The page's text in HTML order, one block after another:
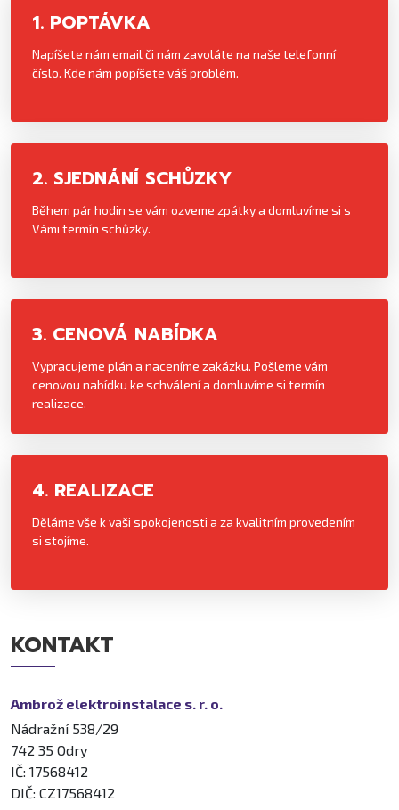
1. POPTÁVKA
Napíšete nám email či nám zavoláte na naše telefonní
číslo. Kde nám popíšete váš problém.
2. SJEDNÁNÍ SCHŮZKY
Během pár hodin se vám ozveme zpátky a domluvíme si s
Vámi termín schůzky.
3. CENOVÁ NABÍDKA
Vypracujeme plán a naceníme zakázku. Pošleme vám
cenovou nabídku ke schválení a domluvíme si termín
realizace.
4. REALIZACE
Děláme vše k vaši spokojenosti a za kvalitním provedením
si stojíme.
KONTAKT
Ambrož elektroinstalace s. r. o.
Nádražní 538/29
742 35 Odry
IČ: 17568412
DIČ: CZ17568412